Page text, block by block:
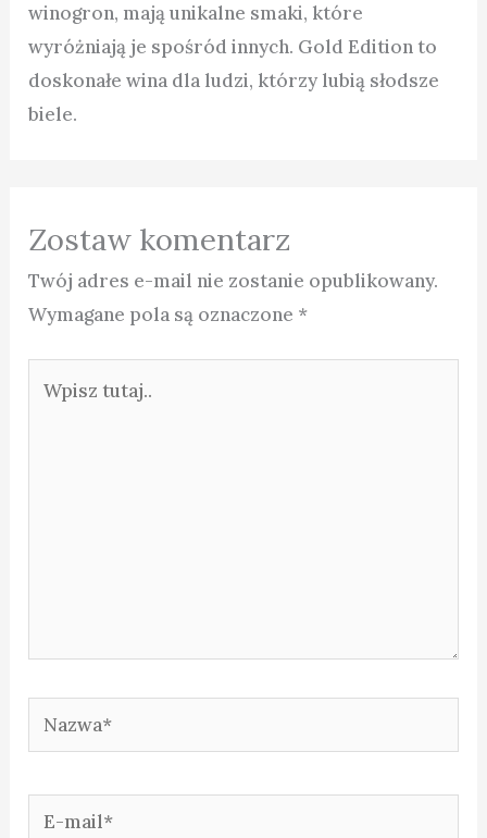
winogron, mają unikalne smaki, które
wyróżniają je spośród innych. Gold Edition to
doskonałe wina dla ludzi, którzy lubią słodsze
biele.
Zostaw komentarz
Twój adres e-mail nie zostanie opublikowany.
Wymagane pola są oznaczone *
tutaj..
Nazwa*
E-